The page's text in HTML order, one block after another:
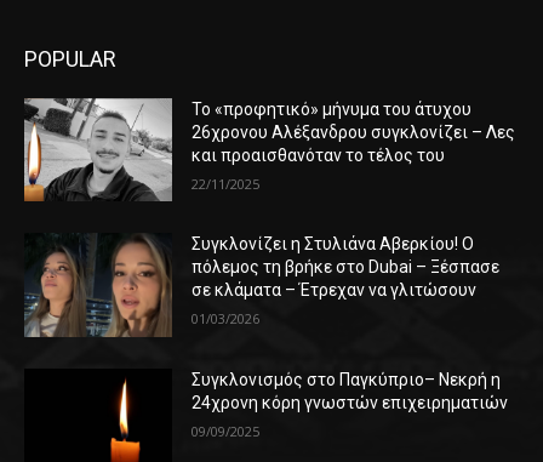
POPULAR
Το «προφητικό» μήνυμα του άτυχου
26χρονου Αλέξανδρου συγκλονίζει – Λες
και προαισθανόταν το τέλος του
22/11/2025
Συγκλονίζει η Στυλιάνα Αβερκίου! Ο
πόλεμος τη βρήκε στο Dubai – Ξέσπασε
σε κλάματα – Έτρεχαν να γλιτώσουν
01/03/2026
Συγκλονισμός στο Παγκύπριο– Νεκρή η
24χρονη κόρη γνωστών επιχειρηματιών
09/09/2025